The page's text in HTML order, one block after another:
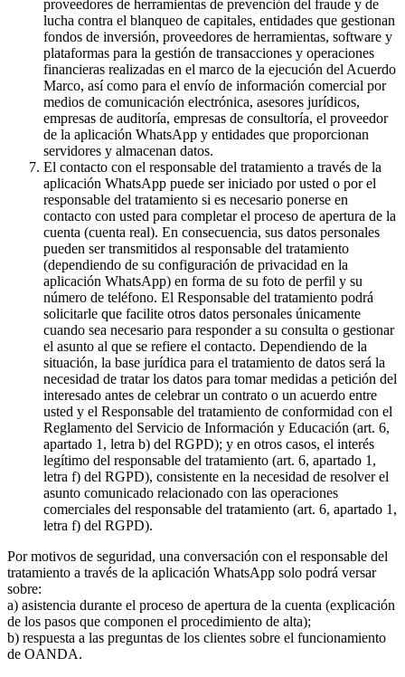
proveedores de herramientas de prevención del fraude y de
lucha contra el blanqueo de capitales, entidades que gestionan
fondos de inversión, proveedores de herramientas, software y
plataformas para la gestión de transacciones y operaciones
financieras realizadas en el marco de la ejecución del Acuerdo
Marco, así como para el envío de información comercial por
medios de comunicación electrónica, asesores jurídicos,
empresas de auditoría, empresas de consultoría, el proveedor
de la aplicación WhatsApp y entidades que proporcionan
servidores y almacenan datos.
El contacto con el responsable del tratamiento a través de la
aplicación WhatsApp puede ser iniciado por usted o por el
responsable del tratamiento si es necesario ponerse en
contacto con usted para completar el proceso de apertura de la
cuenta (cuenta real). En consecuencia, sus datos personales
pueden ser transmitidos al responsable del tratamiento
(dependiendo de su configuración de privacidad en la
aplicación WhatsApp) en forma de su foto de perfil y su
número de teléfono. El Responsable del tratamiento podrá
solicitarle que facilite otros datos personales únicamente
cuando sea necesario para responder a su consulta o gestionar
el asunto al que se refiere el contacto. Dependiendo de la
situación, la base jurídica para el tratamiento de datos será la
necesidad de tratar los datos para tomar medidas a petición del
interesado antes de celebrar un contrato o un acuerdo entre
usted y el Responsable del tratamiento de conformidad con el
Reglamento del Servicio de Información y Educación (art. 6,
apartado 1, letra b) del RGPD); y en otros casos, el interés
legítimo del responsable del tratamiento (art. 6, apartado 1,
letra f) del RGPD), consistente en la necesidad de resolver el
asunto comunicado relacionado con las operaciones
comerciales del responsable del tratamiento (art. 6, apartado 1,
letra f) del RGPD).
Por motivos de seguridad, una conversación con el responsable del
tratamiento a través de la aplicación WhatsApp solo podrá versar
sobre:
a) asistencia durante el proceso de apertura de la cuenta (explicación
de los pasos que componen el procedimiento de alta);
b) respuesta a las preguntas de los clientes sobre el funcionamiento
de OANDA.